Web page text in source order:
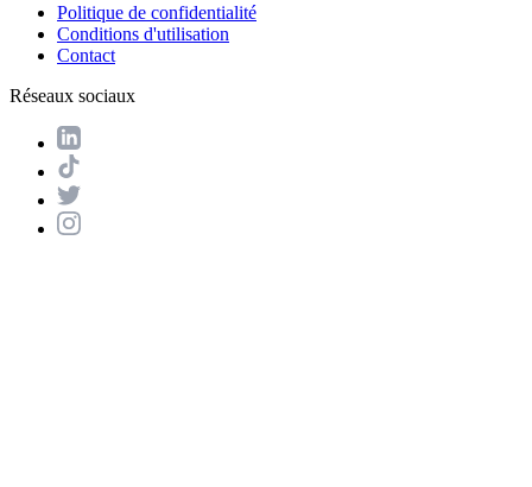
Politique de confidentialité
Conditions d'utilisation
Contact
Réseaux sociaux